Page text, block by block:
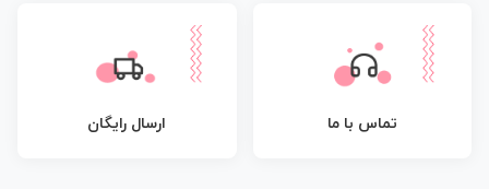
تماس با ما ارسال رایگان